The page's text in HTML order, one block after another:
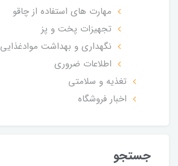
مهارت های استفاده از چاقو
تجهیزات پخت و پز
نگهداری و بهداشت موادغذایی
اطلاعات ضروری
تغذیه و سلامتی
اخبار فروشگاه
جستجو